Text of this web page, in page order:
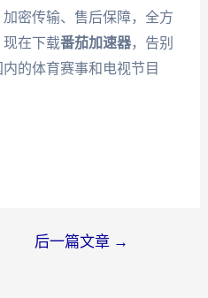
密传输、售后保障，全方
在下载番茄加速器，告别
的体育赛事和电视节目
后一篇文章 →